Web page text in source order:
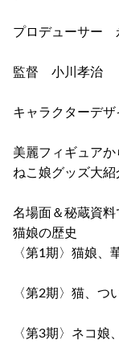
プロデューサー
監督 小川孝治
キャラクターデ
美麗フィギュアか
ねこ娘グッズ大紹
名場面＆秘蔵資料
猫娘の歴史
〈第1期〉猫娘、
〈第2期〉猫、つ
〈第3期〉ネコ娘